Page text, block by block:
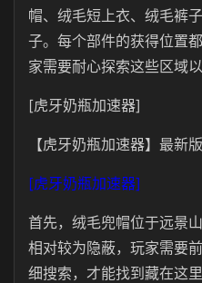
帽、绒毛短上衣、绒毛裤
子。每个部件的获得位置
家需要耐心探索这些区域
[虎牙奶瓶加速器]
【虎牙奶瓶加速器】最新
[虎牙奶瓶加速器]
首先，绒毛兜帽位于远景
相对较为隐蔽，玩家需要
细搜索，才能找到藏在这